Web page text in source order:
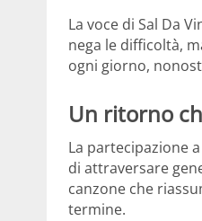
La voce di Sal Da
nega le difficoltà,
ogni giorno,
Un ritorno
La partecipazione
di attraversare
canzone che
termine.